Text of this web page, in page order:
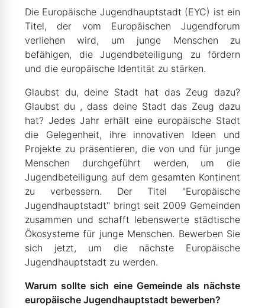
Die Europäische Jugendhauptstadt (EYC) ist ein
Titel, der vom Europäischen Jugendforum
verliehen wird, um junge Menschen zu
befähigen, die Jugendbeteiligung zu fördern
und die europäische Identität zu stärken.
Glaubst du, deine Stadt hat das Zeug dazu?
Glaubst du , dass deine Stadt das Zeug dazu
hat? Jedes Jahr erhält eine europäische Stadt
die Gelegenheit, ihre innovativen Ideen und
Projekte zu präsentieren, die von und für junge
Menschen durchgeführt werden, um die
Jugendbeteiligung auf dem gesamten Kontinent
zu verbessern. Der Titel "Europäische
Jugendhauptstadt" bringt seit 2009 Gemeinden
zusammen und schafft lebenswerte städtische
Ökosysteme für junge Menschen. Bewerben Sie
sich jetzt, um die nächste Europäische
Jugendhauptstadt zu werden.
Warum sollte sich eine Gemeinde als nächste
europäische Jugendhauptstadt bewerben?